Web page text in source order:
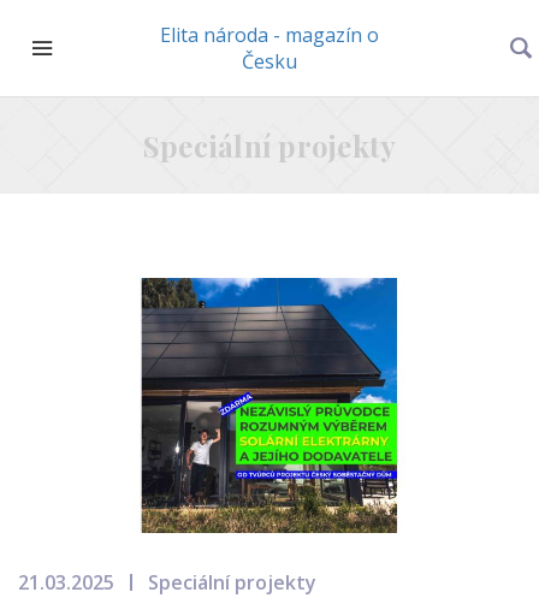
Elita národa - magazín o
Česku
Speciální projekty
21.03.2025 Speciální projekty